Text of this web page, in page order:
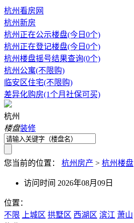
杭州看房网
杭州新房
杭州正在公示楼盘(今日0个)
杭州正在登记楼盘(今日0个)
杭州楼盘摇号结果查询(0个)
杭州公寓(不限购)
临安区住宅(不限购)
差异化购房(1个月社保可买)
杭州
楼盘装修
您当前的位置： 杭州房产 > 杭州楼盘
访问时间 2026年08月09日
位置：
不限
上城区 拱墅区 西湖区 滨江 萧山